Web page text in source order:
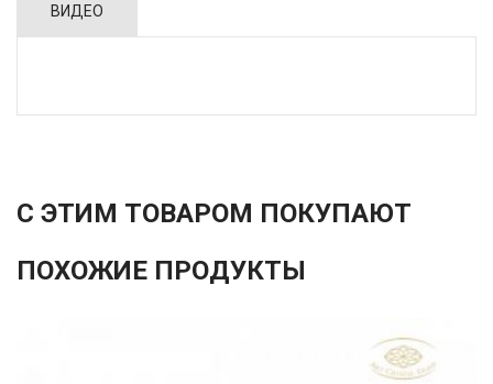
ВИДЕО
С ЭТИМ ТОВАРОМ ПОКУПАЮТ
ПОХОЖИЕ ПРОДУКТЫ